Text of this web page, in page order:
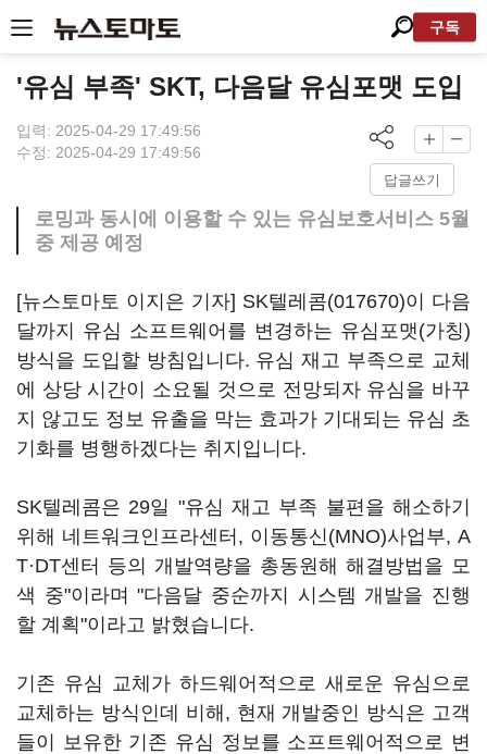
구독
'유심 부족' SKT, 다음달 유심포맷 도입
입력: 2025-04-29 17:49:56
수정: 2025-04-29 17:49:56
답글쓰기
로밍과 동시에 이용할 수 있는 유심보호서비스 5월
중 제공 예정
[뉴스토마토 이지은 기자] SK텔레콤(017670)이 다음
달까지 유심 소프트웨어를 변경하는 유심포맷(가칭)
방식을 도입할 방침입니다. 유심 재고 부족으로 교체
에 상당 시간이 소요될 것으로 전망되자 유심을 바꾸
지 않고도 정보 유출을 막는 효과가 기대되는 유심 초
기화를 병행하겠다는 취지입니다.
SK텔레콤은 29일 "유심 재고 부족 불편을 해소하기
위해 네트워크인프라센터, 이동통신(MNO)사업부, A
T·DT센터 등의 개발역량을 총동원해 해결방법을 모
색 중"이라며 "다음달 중순까지 시스템 개발을 진행
할 계획"이라고 밝혔습니다.
기존 유심 교체가 하드웨어적으로 새로운 유심으로
교체하는 방식인데 비해, 현재 개발중인 방식은 고객
들이 보유한 기존 유심 정보를 소프트웨어적으로 변